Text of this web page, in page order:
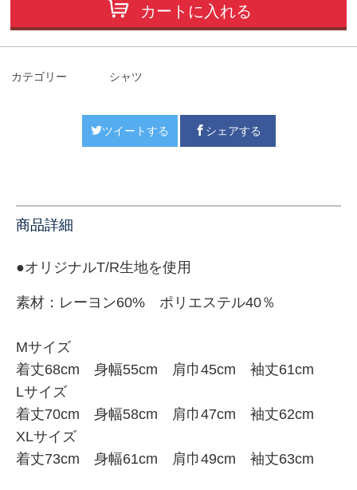
カートに入れる
カテゴリー シャツ
ツイートする シェアする
商品詳細
●オリジナルT/R生地を使用
素材： レーヨン60% ポリエステル40％
Mサイズ
着丈68cm 身幅55cm 肩巾45cm 袖丈61cm
Lサイズ
着丈70cm 身幅58cm 肩巾47cm 袖丈62cm
XLサイズ
着丈73cm 身幅61cm 肩巾49cm 袖丈63cm